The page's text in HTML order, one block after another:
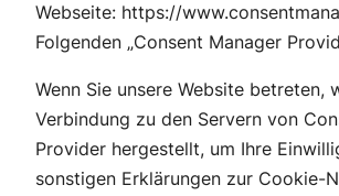
Webseite: https://
Folgenden „Consent Manager
Wenn Sie unsere Website betreten,
Verbindung zu den Servern von
Provider hergestellt, um Ihre
sonstigen Erklärungen zur Cookie-